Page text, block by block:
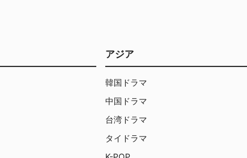
アジア
韓国ドラマ
中国ドラマ
台湾ドラマ
タイドラマ